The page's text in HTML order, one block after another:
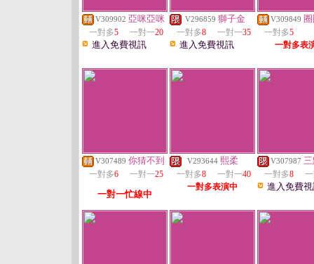
V309902 亞咪亞咪
一對多5 一對一20
進入免費視訊
V296859 獅子金
一對多8 一對一35
進入免費視訊
V309849
一對多5
一對多表
V307489 你猜不到
一對多6 一對一25
一對一忙線中
V293644 熙柔
一對多8 一對一40
一對多表演中
V307987
一對多8
進入免費